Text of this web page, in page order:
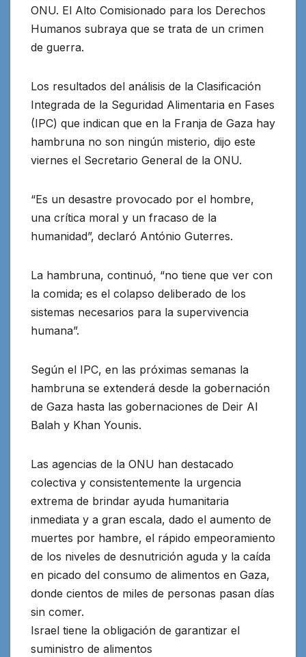
ONU. El Alto Comisionado para los Derechos
Humanos subraya que se trata de un crimen
de guerra.
Los resultados del análisis de la Clasificación
Integrada de la Seguridad Alimentaria en Fases
(IPC) que indican que en la Franja de Gaza hay
hambruna no son ningún misterio, dijo este
viernes el Secretario General de la ONU.
“Es un desastre provocado por el hombre,
una crítica moral y un fracaso de la
humanidad”, declaró António Guterres.
La hambruna, continuó, “no tiene que ver con
la comida; es el colapso deliberado de los
sistemas necesarios para la supervivencia
humana”.
Según el IPC, en las próximas semanas la
hambruna se extenderá desde la gobernación
de Gaza hasta las gobernaciones de Deir Al
Balah y Khan Younis.
Las agencias de la ONU han destacado
colectiva y consistentemente la urgencia
extrema de brindar ayuda humanitaria
inmediata y a gran escala, dado el aumento de
muertes por hambre, el rápido empeoramiento
de los niveles de desnutrición aguda y la caída
en picado del consumo de alimentos en Gaza,
donde cientos de miles de personas pasan días
sin comer.
Israel tiene la obligación de garantizar el
suministro de alimentos